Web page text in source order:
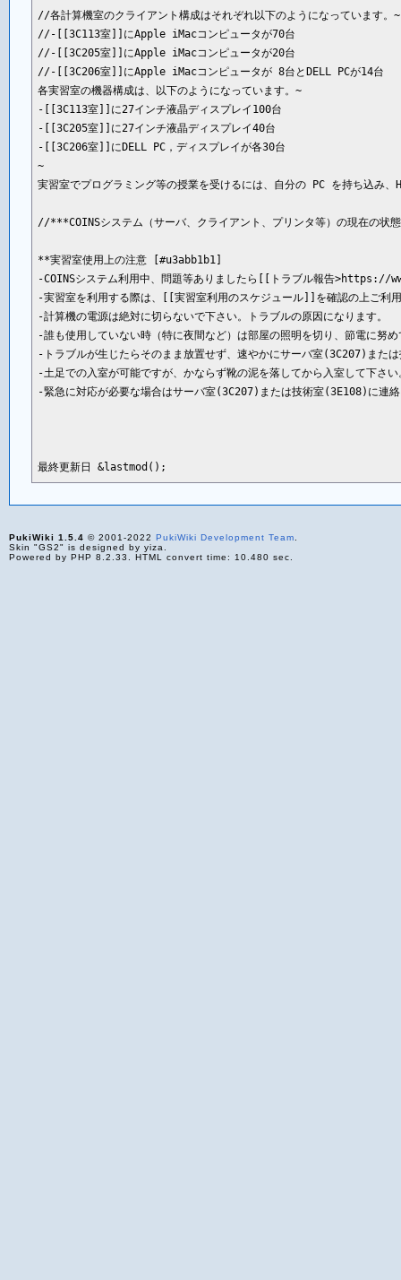
//各計算機室のクライアント構成はそれぞれ以下のようになっています。~
//-[[3C113室]]にApple iMacコンピュータが70台
//-[[3C205室]]にApple iMacコンピュータが20台
//-[[3C206室]]にApple iMacコンピュータが 8台とDELL PCが14台
各実習室の機器構成は、以下のようになっています。~
-[[3C113室]]に27インチ液晶ディスプレイ100台
-[[3C205室]]に27インチ液晶ディスプレイ40台
-[[3C206室]]にDELL PC，ディスプレイが各30台
~
実習室でプログラミング等の授業を受けるには、自分の PC を持ち込み、
//***COINSシステム（サーバ、クライアント、プリンタ等）の現在の
**実習室使用上の注意 [#u3abb1b1]
-COINSシステム利用中、問題等ありましたら[[トラブル報告>https://
-実習室を利用する際は、[[実習室利用のスケジュール]]を確認の上ご利
-計算機の電源は絶対に切らないで下さい。トラブルの原因になります。
-誰も使用していない時（特に夜間など）は部屋の照明を切り、節電に努め
-トラブルが生じたらそのまま放置せず、速やかにサーバ室(3C207)また
-土足での入室が可能ですが、かならず靴の泥を落してから入室して下さい
-緊急に対応が必要な場合はサーバ室(3C207)または技術室(3E108)に連
PukiWiki 1.5.4 © 2001-2022 PukiWiki Development Team
Skin "GS2" is designed by yiza.
Powered by PHP 8.2.33. HTML convert time: 10.480 sec.